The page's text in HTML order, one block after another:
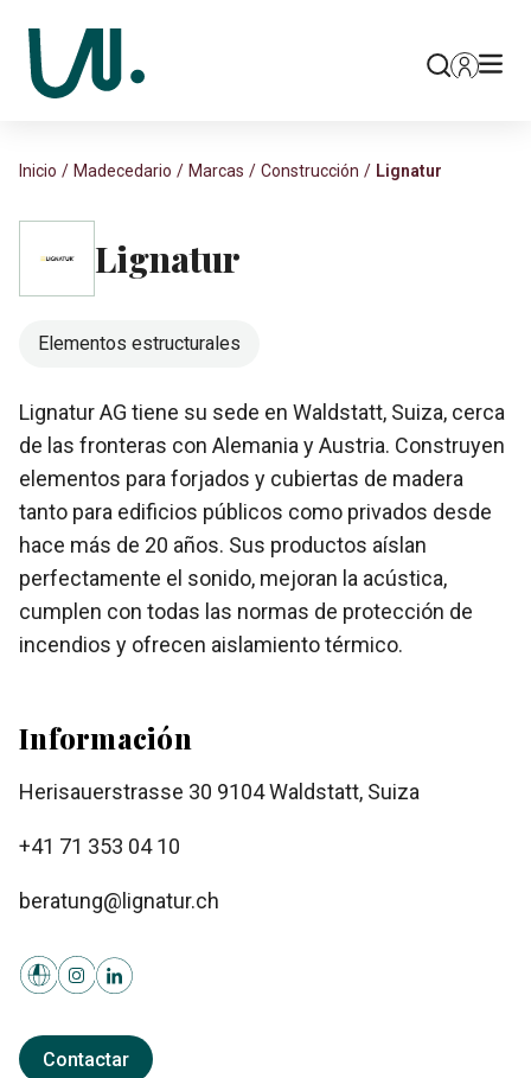
Inicio Madecedario Marcas Construcción Lignatur
Lignatur
Elementos estructurales
Lignatur AG tiene su sede en Waldstatt, Suiza, cerca
de las fronteras con Alemania y Austria. Construyen
elementos para forjados y cubiertas de madera
tanto para edificios públicos como privados desde
hace más de 20 años. Sus productos aíslan
perfectamente el sonido, mejoran la acústica,
cumplen con todas las normas de protección de
incendios y ofrecen aislamiento térmico.
Información
Herisauerstrasse 30 9104 Waldstatt, Suiza
+41 71 353 04 10
beratung@lignatur.ch
Contactar